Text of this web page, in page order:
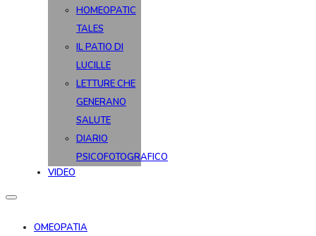
HOMEOPATIC
TALES
IL PATIO DI
LUCILLE
LETTURE CHE
GENERANO
SALUTE
DIARIO
PSICOFOTOGRAFICO
VIDEO
OMEOPATIA